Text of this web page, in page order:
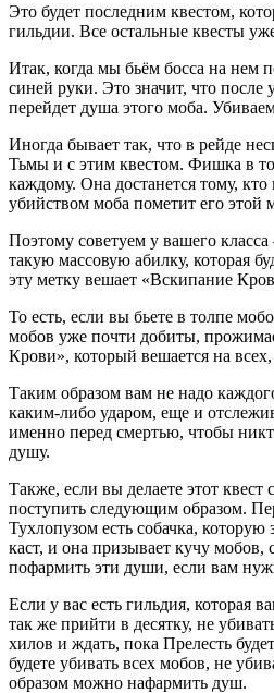
Это будет последним квестом,
гильдии. Все остальные квесты
Итак, когда мы бьём босса на нем
синей руки. Это значит, что после
перейдет душа этого моба.
Иногда бывает так, что в рейде
Тьмы и с этим квестом. Фишка в
каждому. Она достанется тому,
убийством моба пометит его этой
Поэтому советуем у вашего
такую массовую абилку, которая
эту метку вешает «Вскипание
То есть, если вы бьете в толпе
мобов уже почти добиты,
Крови», который вешается на
Таким образом вам не надо
каким-либо ударом, еще и
именно перед смертью, чтобы
душу.
Также, если вы делаете этот
поступить следующим образом.
Тухлопузом есть собачка, которую
каст, и она призывает кучу
пофармить эти души, если вам
Если у вас есть гильдия, которая
так же прийти в десятку, не
хилов и ждать, пока Прелесть
будете убивать всех мобов, не
образом можно нафармить душ.